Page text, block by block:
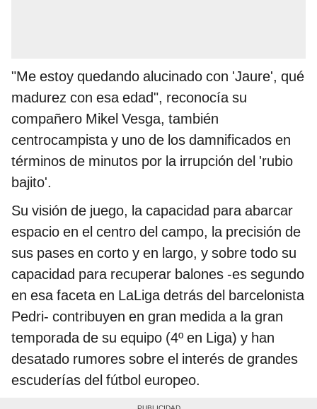
"Me estoy quedando alucinado con 'Jaure', qué
madurez con esa edad", reconocía su
compañero Mikel Vesga, también
centrocampista y uno de los damnificados en
términos de minutos por la irrupción del 'rubio
bajito'.
Su visión de juego, la capacidad para abarcar
espacio en el centro del campo, la precisión de
sus pases en corto y en largo, y sobre todo su
capacidad para recuperar balones -es segundo
en esa faceta en LaLiga detrás del barcelonista
Pedri- contribuyen en gran medida a la gran
temporada de su equipo (4º en Liga) y han
desatado rumores sobre el interés de grandes
escuderías del fútbol europeo.